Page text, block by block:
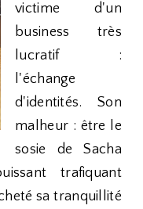
victime d'un
business très
lucratif :
l'échange
d'identités. Son
malheur : être le
sosie de Sacha
trafiquant
sa tranquillité